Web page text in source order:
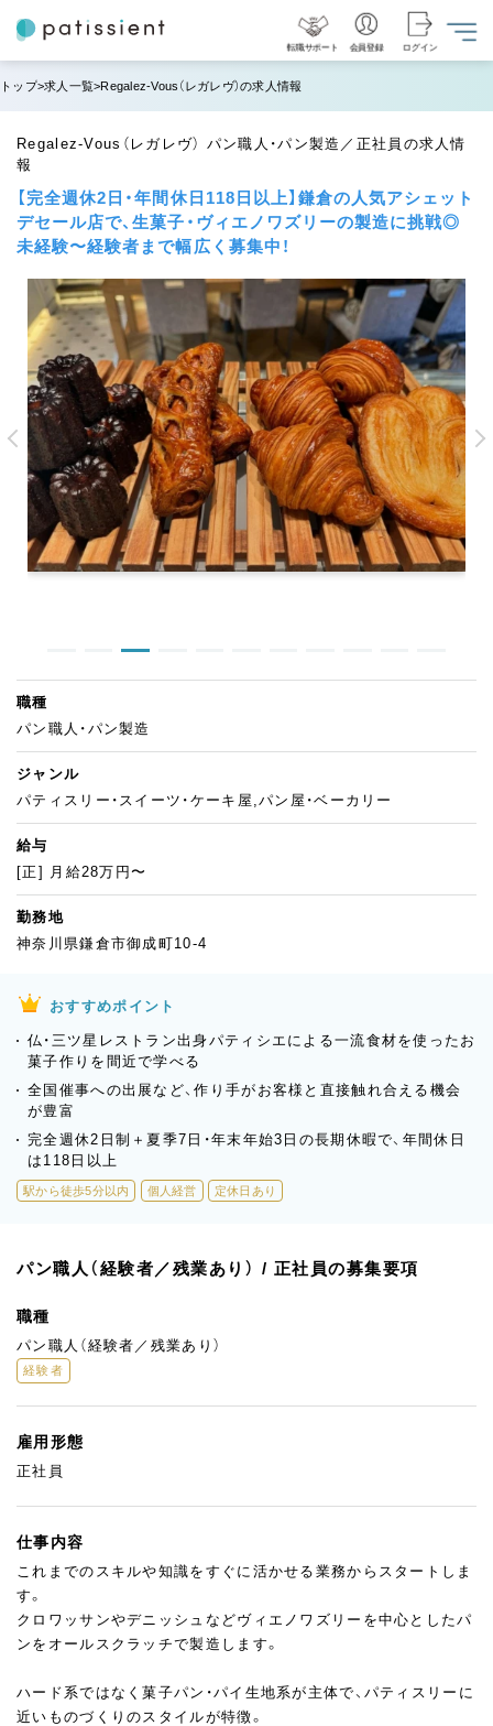
転職サポート 会員登録 ログイン
トップ 求人一覧 Regalez-Vous（レガレヴ）の求人情報
Regalez-Vous（レガレヴ） パン職人・パン製造／正社員の求人情
報
【完全週休2日・年間休日118日以上】鎌倉の人気アシェット
デセール店で、生菓子・ヴィエノワズリーの製造に挑戦◎
未経験〜経験者まで幅広く募集中！
職種
パン職人・パン製造
ジャンル
パティスリー・スイーツ・ケーキ屋,パン屋・ベーカリー
給与
[正] 月給28万円〜
勤務地
神奈川県鎌倉市御成町10-4
おすすめポイント
仏・三ツ星レストラン出身パティシエによる一流食材を使ったお
菓子作りを間近で学べる
全国催事への出展など、作り手がお客様と直接触れ合える機会
が豊富
完全週休2日制＋夏季7日・年末年始3日の長期休暇で、年間休日
は118日以上
駅から徒歩5分以内 個人経営 定休日あり
パン職人（経験者／残業あり） / 正社員の募集要項
職種
パン職人（経験者／残業あり）
経験者
雇用形態
正社員
仕事内容
これまでのスキルや知識をすぐに活かせる業務からスタートしま
す。
クロワッサンやデニッシュなどヴィエノワズリーを中心としたパ
ンをオールスクラッチで製造します。
ハード系ではなく菓子パン・パイ生地系が主体で、パティスリーに
近いものづくりのスタイルが特徴。